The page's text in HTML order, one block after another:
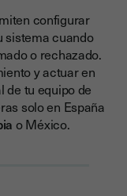
configurar
cuando
o rechazado.
y actuar en
tu equipo de
solo en España
o México.